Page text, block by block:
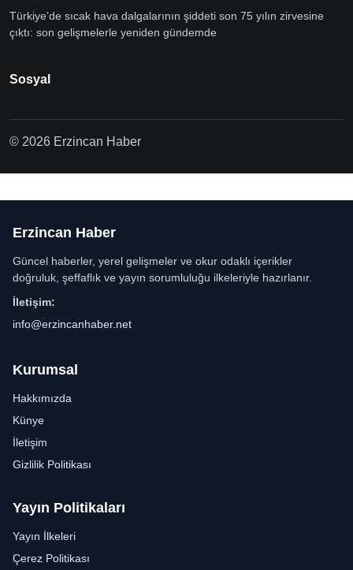
Türkiye’de sıcak hava dalgalarının şiddeti son 75 yılın zirvesine
çıktı: son gelişmelerle yeniden gündemde
Sosyal
© 2026 Erzincan Haber
Erzincan Haber
Güncel haberler, yerel gelişmeler ve okur odaklı içerikler
doğruluk, şeffaflık ve yayın sorumluluğu ilkeleriyle hazırlanır.
İletişim:
info@erzincanhaber.net
Kurumsal
Hakkımızda
Künye
İletişim
Gizlilik Politikası
Yayın Politikaları
Yayın İlkeleri
Çerez Politikası